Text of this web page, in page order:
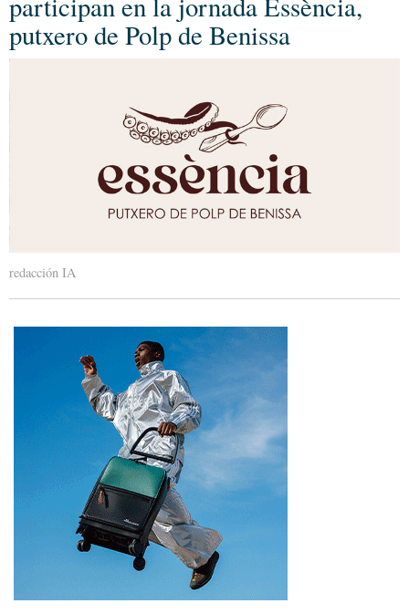
putxero de Polp de Benissa
redacción IA